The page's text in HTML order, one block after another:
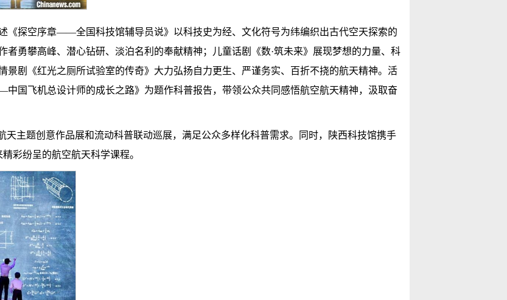
《探空序章——全国科技馆辅导员说》以科技史为经、文化符号为纬编织出古代空天探索的
者勇攀高峰、潜心钻研、淡泊名利的奉献精神；儿童话剧《数·筑未来》展现梦想的力量、科
景剧《红光之厕所试验室的传奇》大力弘扬自力更生、严谨务实、百折不挠的航天精神。活
国飞机总设计师的成长之路》为题作科普报告，带领公众共同感悟航空航天精神，汲取奋
天主题创意作品展和流动科普联动巡展，满足公众多样化科普需求。同时，陕西科技馆携手
彩纷呈的航空航天科学课程。